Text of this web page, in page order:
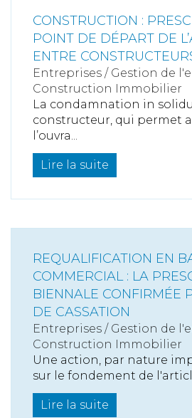
CONSTRUCTION :
POINT DE DÉPART DE
ENTRE
Entreprises / Gestion de
Construction Immobilier
La condamnation in
constructeur, qui permet
l’ouvra...
Lire la suite
REQUALIFICATION EN
COMMERCIAL : LA
BIENNALE CONFIRMÉE
DE CASSATION
Entreprises / Gestion de
Construction Immobilier
Une action, par nature
sur le fondement de
Lire la suite